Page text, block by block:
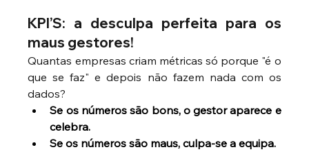
KPI’S: a desculpa perfeita para os
maus gestores!
Quantas empresas criam métricas só porque "é o
que se faz" e depois não fazem nada com os
dados?
Se os números são bons, o gestor aparece e
celebra.
Se os números são maus, culpa-se a equipa.